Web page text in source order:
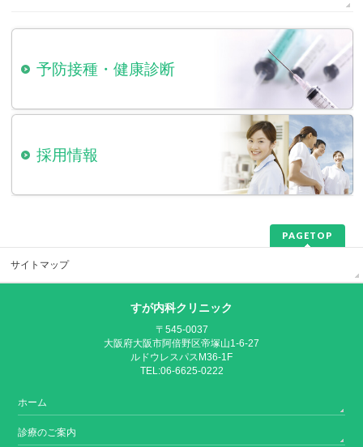
予防接種・健康診断
採用情報
PAGETOP
サイトマップ
すが内科クリニック
〒545-0037
大阪府大阪市阿倍野区帝塚山1-6-27
ルドウレスパスM36-1F
TEL:06-6625-0222
ホーム
診療のご案内